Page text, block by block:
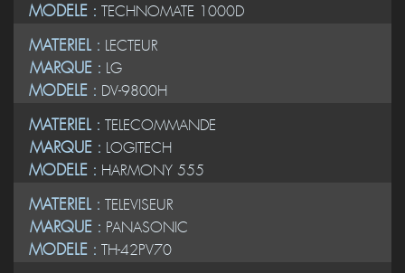
MODELE : TECHNOMATE 1000D
MATERIEL : LECTEUR
MARQUE : LG
MODELE : DV-9800H
MATERIEL : TELECOMMANDE
MARQUE : LOGITECH
MODELE : HARMONY 555
MATERIEL : TELEVISEUR
MARQUE : PANASONIC
MODELE : TH-42PV70